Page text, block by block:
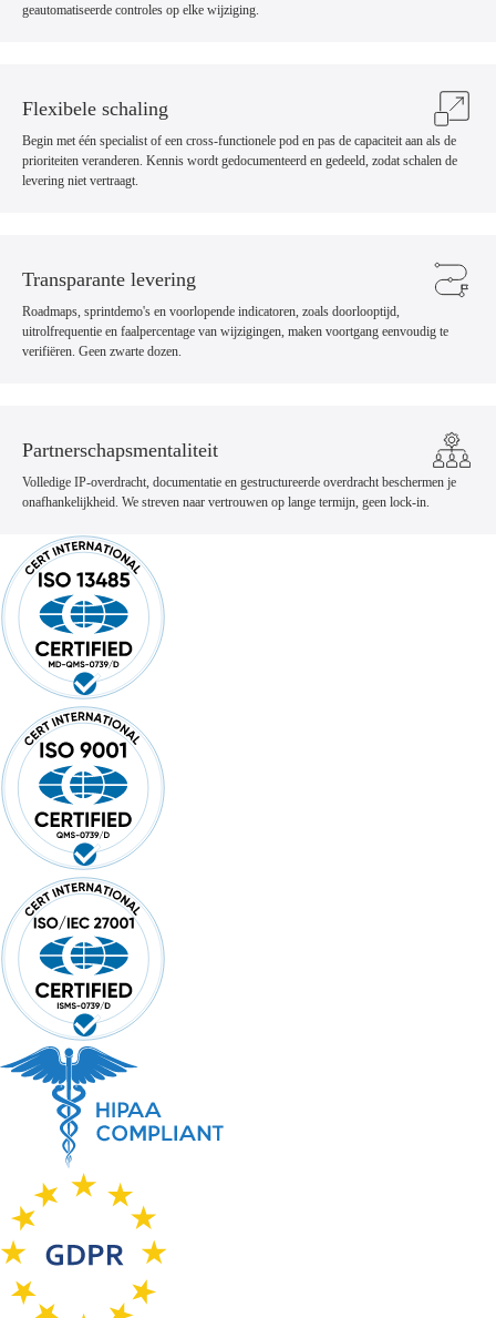
geautomatiseerde controles op elke wijziging.
Flexibele schaling
Begin met één specialist of een cross-functionele pod en pas de capaciteit aan als de
prioriteiten veranderen. Kennis wordt gedocumenteerd en gedeeld, zodat schalen de
levering niet vertraagt.
Transparante levering
Roadmaps, sprintdemo's en voorlopende indicatoren, zoals doorlooptijd,
uitrolfrequentie en faalpercentage van wijzigingen, maken voortgang eenvoudig te
verifiëren. Geen zwarte dozen.
Partnerschapsmentaliteit
Volledige IP-overdracht, documentatie en gestructureerde overdracht beschermen je
onafhankelijkheid. We streven naar vertrouwen op lange termijn, geen lock-in.